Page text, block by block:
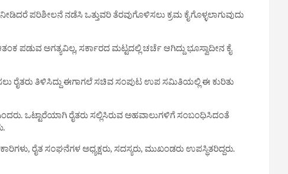
ಪರಿಶೀಲನೆ ನಡೆಸಿ ಒತ್ತುವರಿ ತೆರವುಗೊಳಿಸಲು ಕ್ರಮ ಕೈಗೊಳ್ಳಲಾಗುವುದು
ಅಗತ್ಯವಿಲ್ಲ, ಸರ್ಕಾರದ ಮಟ್ಟದಲ್ಲಿ ಚರ್ಚೆ ಆಗಿದ್ದು ಭೂಸ್ವಾದೀನ ಕೈ
ರೈತರು ತಿಳಿಸಿದ್ದು ಈಗಾಗಲೆ ಸಚಿವ ಸಂಪುಟ ಉಪ ಸಮಿತಿಯಲ್ಲಿ ಈ ಕುರಿತು
ಒಟ್ಟಾರೆಯಾಗಿ ರೈತರು ಸಲ್ಲಿಸಿರುವ ಅಹವಾಲುಗಳಿಗೆ ಸಂಬಂಧಿಸಿದಂತೆ
ರೈತ ಸಂಘನೆಗಳ ಅಧ್ಯಕ್ಷರು, ಸದಸ್ಯರು, ಮುಖಂಡರು ಉಪಸ್ಥಿತರಿದ್ದರು.